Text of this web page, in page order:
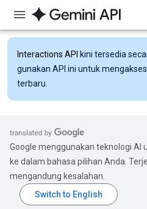
Interactions API kini tersedia
gunakan API ini untuk
terbaru.
Google menggunakan teknologi AI
ke dalam bahasa pilihan Anda.
mengandung kesalahan.